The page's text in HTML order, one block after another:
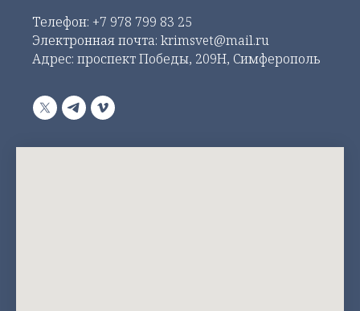
Телефон: +7 978 799 83 25
Электронная почта: krimsvet@mail.ru
Адрес: проспект Победы, 209Н, Симферополь